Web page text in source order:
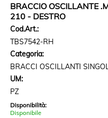
BRACCIO OSCILLANTE
210 - DESTRO
Cod.Art.:
TBS7542-RH
Categoria:
BRACCI OSCILLANTI
UM:
PZ
Disponibilità:
Disponibile